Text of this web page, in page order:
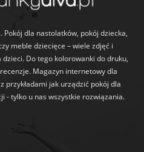
dla nastolatków, pokój dziecka,
meble dziecięce – wiele zdjęć i
dzieci. Do tego kolorowanki do druku,
Magazyn internetowy dla
przykładami jak urządzić pokój dla
- tylko u nas wszystkie rozwiązania.